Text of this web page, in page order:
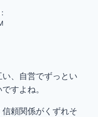
、自営でずっとい
すよね。
頼関係がくずれそ